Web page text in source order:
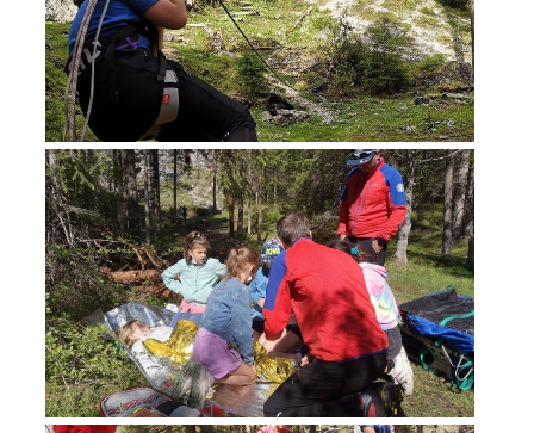
Rescue operations